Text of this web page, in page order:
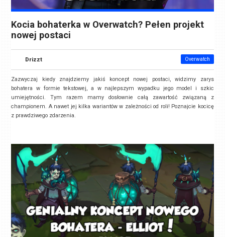
Kocia bohaterka w Overwatch? Pełen projekt
nowej postaci
Drizzt Overwatch
Zazwyczaj kiedy znajdziemy jakiś koncept nowej postaci, widzimy zarys
bohatera w formie tekstowej, a w najlepszym wypadku jego model i szkic
umiejętności. Tym razem mamy dosłownie całą zawartość związaną z
championem. A nawet jej kilka wariantów w zależności od roli! Poznajcie kocicę
z prawdziwego zdarzenia.